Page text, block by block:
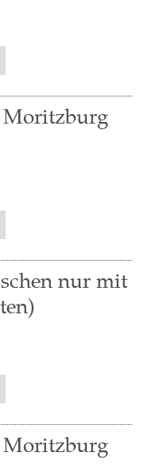
Moritzburg
nur mit
Moritzburg